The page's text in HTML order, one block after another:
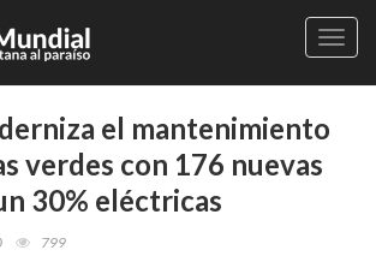
el mantenimiento
verdes con 176 nuevas
30% eléctricas
799